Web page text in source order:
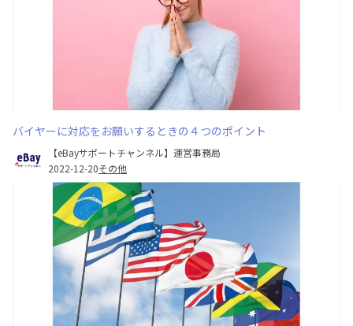
バイヤーに対応をお願いするときの４つのポイント
【eBayサポートチャンネル】運営事務局
2022-12-20その他